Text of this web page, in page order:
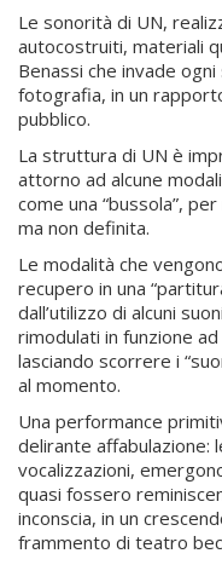
Le sonorità di UN,
autocostruiti, materiali
Benassi che invade
fotografia, in un
pubblico.
La struttura di UN è
attorno ad alcune
come una “bussola”,
ma non definita.
Le modalità che
recupero in una
dall’utilizzo di alcuni
rimodulati in funzione
lasciando scorrere i
al momento.
Una performance
delirante affabulazione:
vocalizzazioni,
quasi fossero
inconscia, in un
frammento di teatro